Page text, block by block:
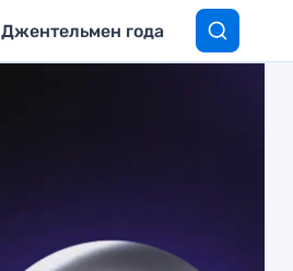
Джентельмен года